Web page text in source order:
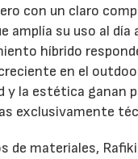
con un claro
amplía su uso al día
híbrido
en el
y la estética ganan
exclusivamente
de materiales,